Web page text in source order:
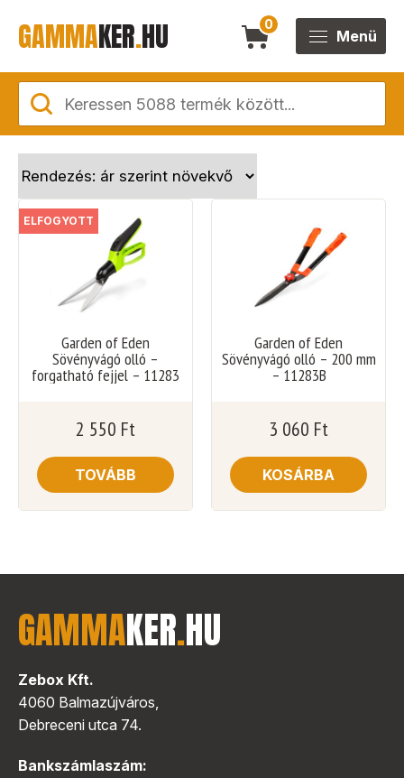
GAMMAKER.HU 0
Menü
ELFOGYOTT
Garden of Eden
Sövényvágó olló –
forgatható fejjel – 11283
2 550 Ft
TOVÁBB
Garden of Eden
Sövényvágó olló – 200 mm
– 11283B
3 060 Ft
KOSÁRBA
GAMMAKER.HU
Zebox Kft.
4060 Balmazújváros,
Debreceni utca 74.
Bankszámlaszám: